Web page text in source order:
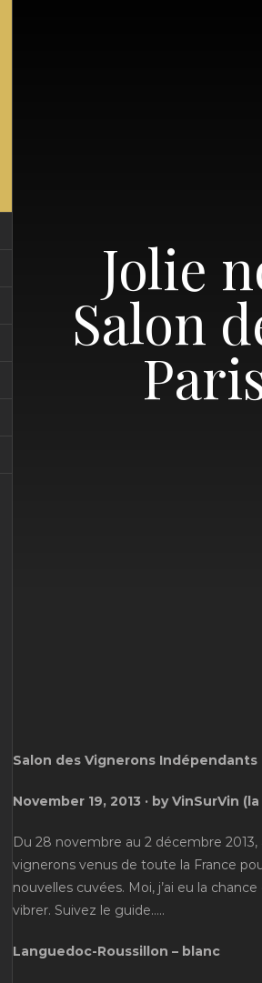
Jolie
Salon
Salon des Vignerons Indépendants
November 19, 2013 · by VinSurVin
Du 28 novembre au 2 décembre
vignerons venus de toute la France
nouvelles cuvées. Moi, j’ai eu la
vibrer. Suivez le guide…..
Languedoc-Roussillon – blanc